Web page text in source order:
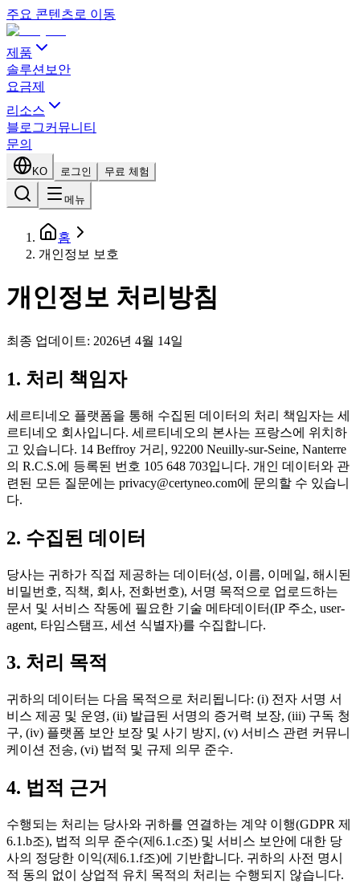
주요 콘텐츠로 이동
제품
솔루션 보안
요금제
리소스
블로그커뮤니티
문의
KO 로그인 무료 체험
메뉴
홈
개인정보 보호
개인정보 처리방침
최종 업데이트: 2026년 4월 14일
1. 처리 책임자
세르티네오 플랫폼을 통해 수집된 데이터의 처리 책임자는 세
르티네오 회사입니다. 세르티네오의 본사는 프랑스에 위치하
고 있습니다. 14 Beffroy 거리, 92200 Neuilly-sur-Seine, Nanterre
의 R.C.S.에 등록된 번호 105 648 703입니다. 개인 데이터와 관
련된 모든 질문에는 privacy@certyneo.com에 문의할 수 있습니
다.
2. 수집된 데이터
당사는 귀하가 직접 제공하는 데이터(성, 이름, 이메일, 해시된
비밀번호, 직책, 회사, 전화번호), 서명 목적으로 업로드하는
문서 및 서비스 작동에 필요한 기술 메타데이터(IP 주소, user-
agent, 타임스탬프, 세션 식별자)를 수집합니다.
3. 처리 목적
귀하의 데이터는 다음 목적으로 처리됩니다: (i) 전자 서명 서
비스 제공 및 운영, (ii) 발급된 서명의 증거력 보장, (iii) 구독 청
구, (iv) 플랫폼 보안 보장 및 사기 방지, (v) 서비스 관련 커뮤니
케이션 전송, (vi) 법적 및 규제 의무 준수.
4. 법적 근거
수행되는 처리는 당사와 귀하를 연결하는 계약 이행(GDPR 제
6.1.b조), 법적 의무 준수(제6.1.c조) 및 서비스 보안에 대한 당
사의 정당한 이익(제6.1.f조)에 기반합니다. 귀하의 사전 명시
적 동의 없이 상업적 유치 목적의 처리는 수행되지 않습니다.